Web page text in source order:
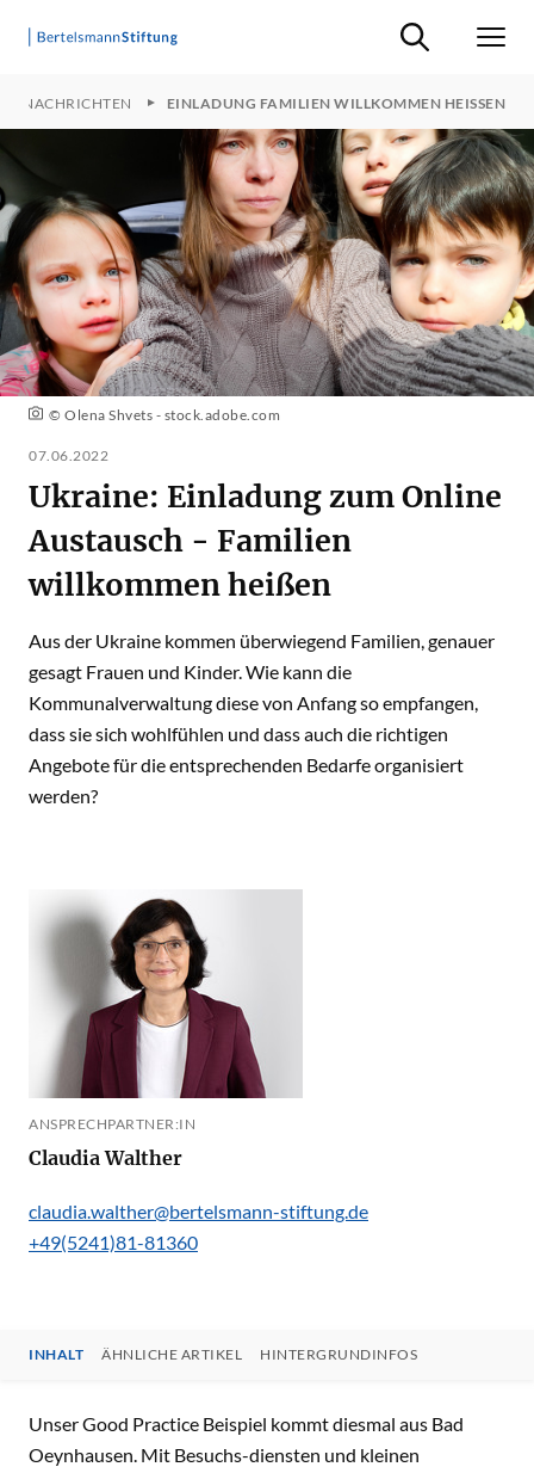
Suche ein-/
EINLADUNG FAMILIEN WILLKOMMEN HEISSEN
© Olena Shvets - stock.adobe.com
07.06.2022
Ukraine: Einladung zum Online
Austausch - Familien
willkommen heißen
Aus der Ukraine kommen überwiegend Familien, genauer
gesagt Frauen und Kinder. Wie kann die
Kommunalverwaltung diese von Anfang so empfangen,
dass sie sich wohlfühlen und dass auch die richtigen
Angebote für die entsprechenden Bedarfe organisiert
werden?
ANSPRECHPARTNER:IN
Claudia Walther
claudia.walther@bertelsmann-stiftung.de
+49(5241)81-81360
INHALT ÄHNLICHE ARTIKEL HINTERGRUNDINFOS
INHALT
Unser Good Practice Beispiel kommt diesmal aus Bad
Oeynhausen. Mit Besuchs-diensten und kleinen